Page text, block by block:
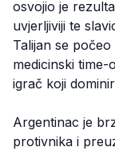
osvojio je
uvjerljiviji te
Talijan se
medicinski time-
igrač koji
Argentinac je
protivnika i